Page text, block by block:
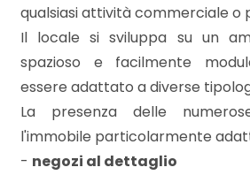
qualsiasi attività commerciale o
Il locale si sviluppa su un
spazioso e facilmente
essere adattato a diverse
La presenza delle
l'immobile particolarmente
- negozi al dettaglio
Locali
minimi